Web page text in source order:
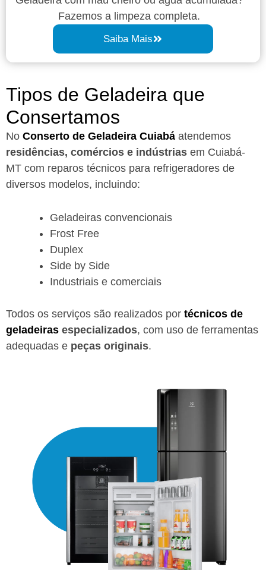
Fazemos a limpeza completa.
Saiba Mais
Tipos de Geladeira que
Consertamos
No Conserto de Geladeira Cuiabá atendemos
residências, comércios e indústrias em Cuiabá-
MT com reparos técnicos para refrigeradores de
diversos modelos, incluindo:
Geladeiras convencionais
Frost Free
Duplex
Side by Side
Industriais e comerciais
Todos os serviços são realizados por técnicos de
geladeiras especializados, com uso de ferramentas
adequadas e peças originais.